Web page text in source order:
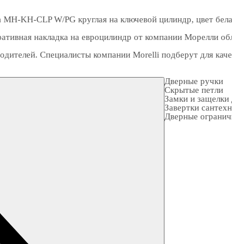
KH-CLP W/PG круглая на ключевой цилиндр, цвет
накладка на евроцилиндр от компании Морелли
Специалисты компании Morelli подберут для
Дверные ручки
Скрытые петли
Замки и
Завертки
Дверные